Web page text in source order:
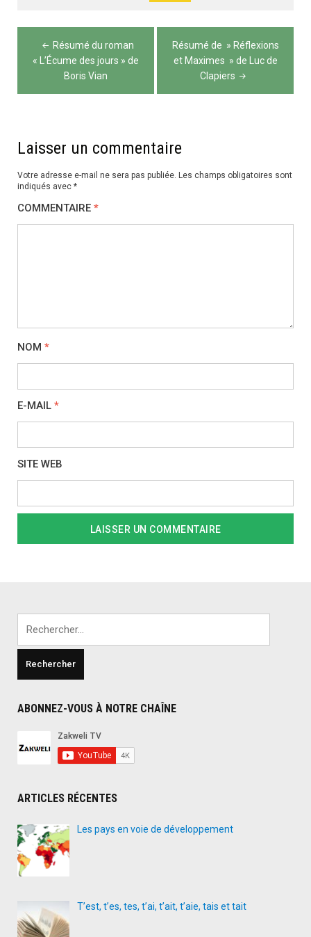
Navigation
de
l’article
Résumé du roman
« L’Écume des jours » de
Boris Vian
Résumé de » Réflexions
et Maximes » de Luc de
Clapiers
Laisser un commentaire
Votre adresse e-mail ne sera pas publiée. Les champs obligatoires sont
indiqués avec *
COMMENTAIRE *
NOM *
E-MAIL *
SITE WEB
ABONNEZ-VOUS À NOTRE CHAÎNE
ARTICLES RÉCENTES
Les pays en voie de développement
T’est, t’es, tes, t’ai, t’ait, t’aie, tais et tait